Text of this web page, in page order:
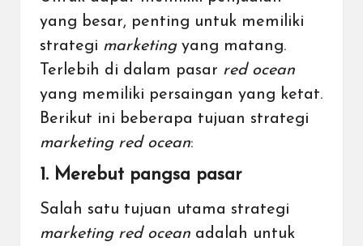
yang besar, penting untuk memiliki
strategi marketing yang matang.
Terlebih di dalam pasar red ocean
yang memiliki persaingan yang ketat.
Berikut ini beberapa tujuan strategi
marketing red ocean:
1. Merebut pangsa pasar
Salah satu tujuan utama strategi
marketing red ocean adalah untuk